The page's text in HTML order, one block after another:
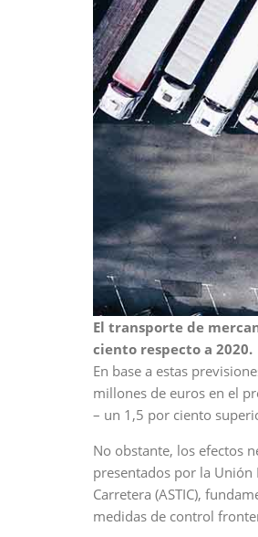
El transporte de
ciento respecto a 2020.
En base a estas
millones de euros en el
– un 1,5 por ciento
No obstante, los efectos
presentados por la Unión
Carretera (ASTIC),
medidas de control